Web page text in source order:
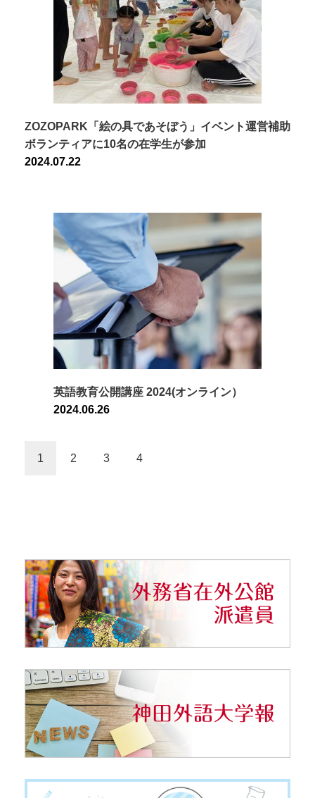
ZOZOPARK「絵の具であそぼう」イベント運営補助
ボランティアに10名の在学生が参加
2024.07.22
英語教育公開講座 2024(オンライン）
2024.06.26
1 2 3 4